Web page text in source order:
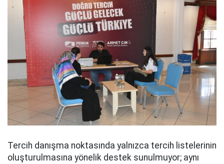
Tercih danışma noktasında yalnızca tercih listelerinin
oluşturulmasına yönelik destek sunulmuyor; aynı